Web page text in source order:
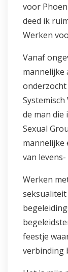
voor
deed ik
Werken
Vanaf
mannelijke
de man die
Sexual
mannelijke
van
Werken
feestje
verbinding